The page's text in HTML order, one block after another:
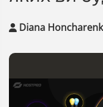
Diana